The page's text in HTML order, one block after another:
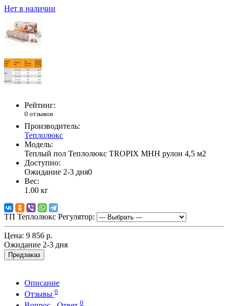
Нет в наличии
Рейтинг:
0 отзывов
Производитель:
Теплолюкс
Модель:
Теплый пол Теплолюкс TROPIX МНН рулон 4,5 м2
Доступно:
Ожидание 2-3 дня0
Вес:
1.00 кг
ТП Теплолюкс Регулятор:
Цена: 9 856 р.
Ожидание 2-3 дня
Предзаказ
Описание
Отзывы 0
0